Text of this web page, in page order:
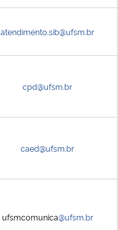
atendimento.sib@ufsm.br
cpd@ufsm.br
caed@ufsm.br
ufsmcomunica@ufsm.br